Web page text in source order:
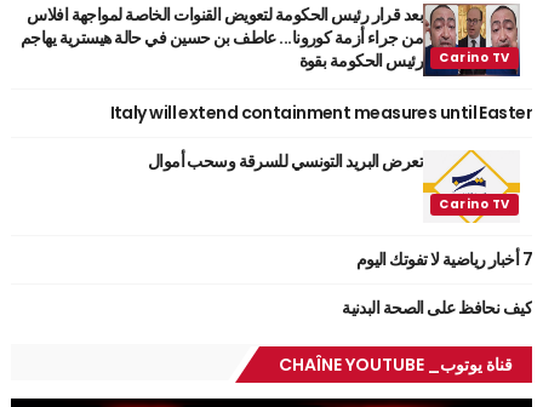
بعد قرار رئيس الحكومة لتعويض القنوات الخاصة لمواجهة افلاس
من جراء أزمة كورونا... عاطف بن حسين في حالة هيسترية يهاجم
رئيس الحكومة بقوة
Italy will extend containment measures until Easter
تعرض البريد التونسي للسرقة وسحب أموال
7 أخبار رياضية لا تفوتك اليوم
كيف نحافظ على الصحة البدنية
قناة يوتوب_ CHAÎNE YOUTUBE